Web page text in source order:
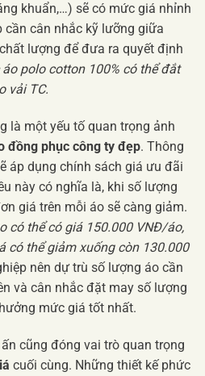
khuẩn,…) sẽ có mức giá nhỉnh
cần cân nhắc kỹ lưỡng giữa
lượng để đưa ra quyết định
áo polo cotton 100% có thể đắt
vải TC.
là một yếu tố quan trọng ảnh
đồng phục công ty đẹp. Thông
áp dụng chính sách giá ưu đãi
này có nghĩa là, khi số lượng
giá trên mỗi áo sẽ càng giảm.
có thể có giá 150.000 VNĐ/áo,
có thể giảm xuống còn 130.000
nên dự trù số lượng áo cần
và cân nhắc đặt may số lượng
mức giá tốt nhất.
cũng đóng vai trò quan trọng
cuối cùng. Những thiết kế phức